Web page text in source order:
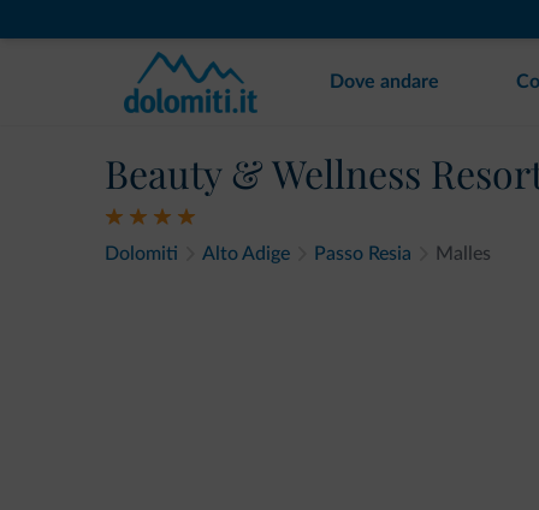
Dove andare
Beauty & Wellness
Dolomiti Alto Adige Passo Resia Malles